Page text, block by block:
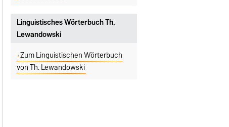
Linguistisches Wörterbuch Th.
Lewandowski
Zum Linguistischen Wörterbuch
von Th. Lewandowski